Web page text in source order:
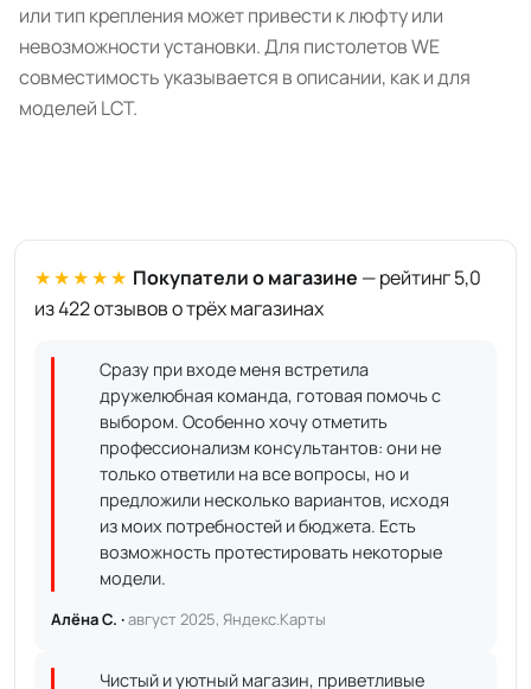
или тип крепления может привести к люфту или
невозможности установки. Для пистолетов WE
совместимость указывается в описании, как и для
моделей LCT.
★★★★★ Покупатели о магазине — рейтинг 5,0
из 422 отзывов о трёх магазинах
Сразу при входе меня встретила
дружелюбная команда, готовая помочь с
выбором. Особенно хочу отметить
профессионализм консультантов: они не
только ответили на все вопросы, но и
предложили несколько вариантов, исходя
из моих потребностей и бюджета. Есть
возможность протестировать некоторые
модели.
Алёна С. ·август 2025, Яндекс.Карты
Чистый и уютный магазин, приветливые